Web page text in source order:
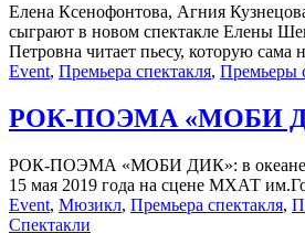
Елена Ксенофонтова, Агния
сыграют в новом спектакле Елены
Петровна читает пьесу, которую сама
Event, Премьера спектакля, Премьеры
РОК-ПОЭМА «МОБИ
РОК-ПОЭМА «МОБИ ДИК»: в океане
15 мая 2019 года на сцене МХАТ
Event, Мюзикл, Премьера спектакля,
Спектакли